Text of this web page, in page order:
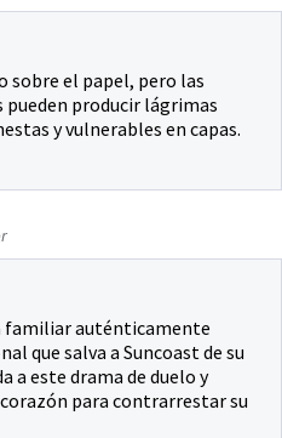
sobre el papel, pero las
pueden producir lágrimas
y vulnerables en capas.
familiar auténticamente
que salva a Suncoast de su
a este drama de duelo y
para contrarrestar su